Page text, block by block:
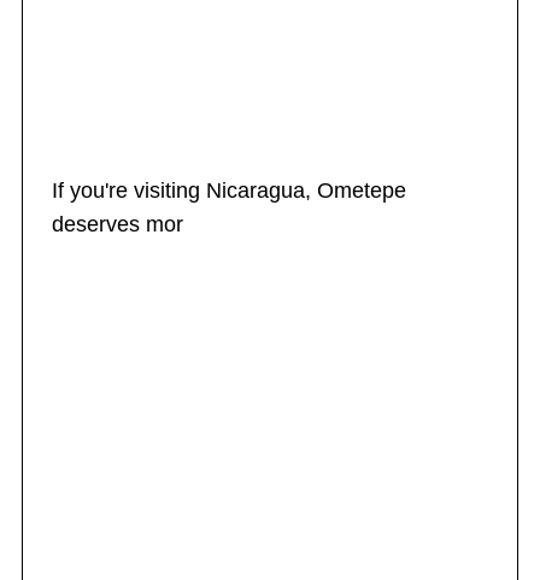
If you're visiting Nicaragua, Ometepe
deserves mor